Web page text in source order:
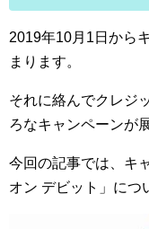
2019年10月1日から
まります。
それに絡んでクレジ
ろなキャンペーンが
今回の記事では、キ
オン デビット」につ